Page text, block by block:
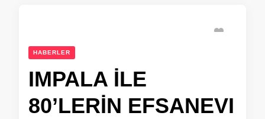
HABERLER
IMPALA İLE
80’LERİN EFSANEVI